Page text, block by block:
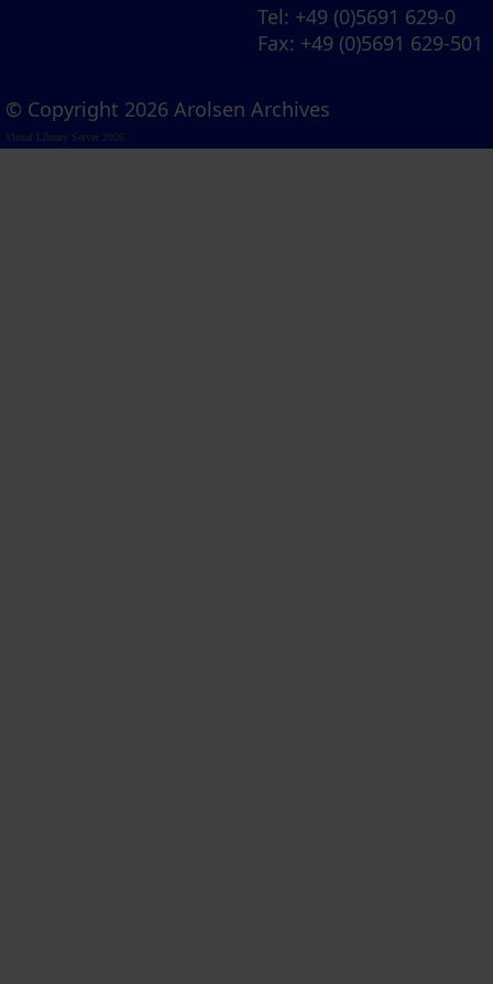
Tel: +49 (0)5691 629-0
Fax: +49 (0)5691 629-501
© Copyright 2026 Arolsen Archives
Visual Library Server 2026